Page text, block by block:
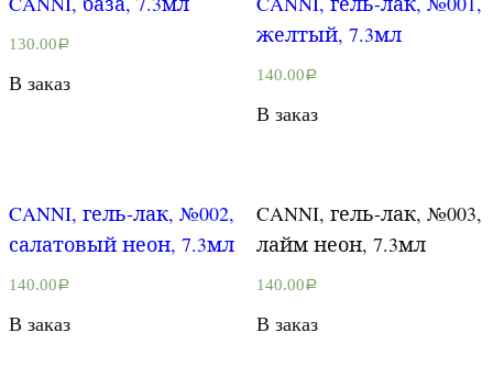
130.00Р
В заказ
желтый, 7.3мл
140.00Р
В заказ
CANNI, гель-лак, №002,
салатовый неон, 7.3мл
140.00Р
В заказ
CANNI, гель-лак, №003,
лайм неон, 7.3мл
140.00Р
В заказ